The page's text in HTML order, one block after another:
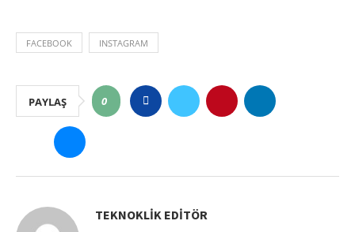
FACEBOOK INSTAGRAM
PAYLAŞ 0
TEKNOKLIK EDITÖR